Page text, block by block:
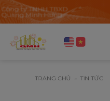
Bỏ
qua
dung
TRANG CHỦ TIN TỨC